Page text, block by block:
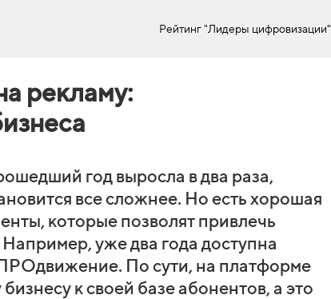
Рейтинг "Лидеры цифровизации"
рекламу:
год выросла в два раза,
все сложнее. Но есть хорошая
которые позволят привлечь
уже два года доступна
По сути, на платформе
к своей базе абонентов, а это